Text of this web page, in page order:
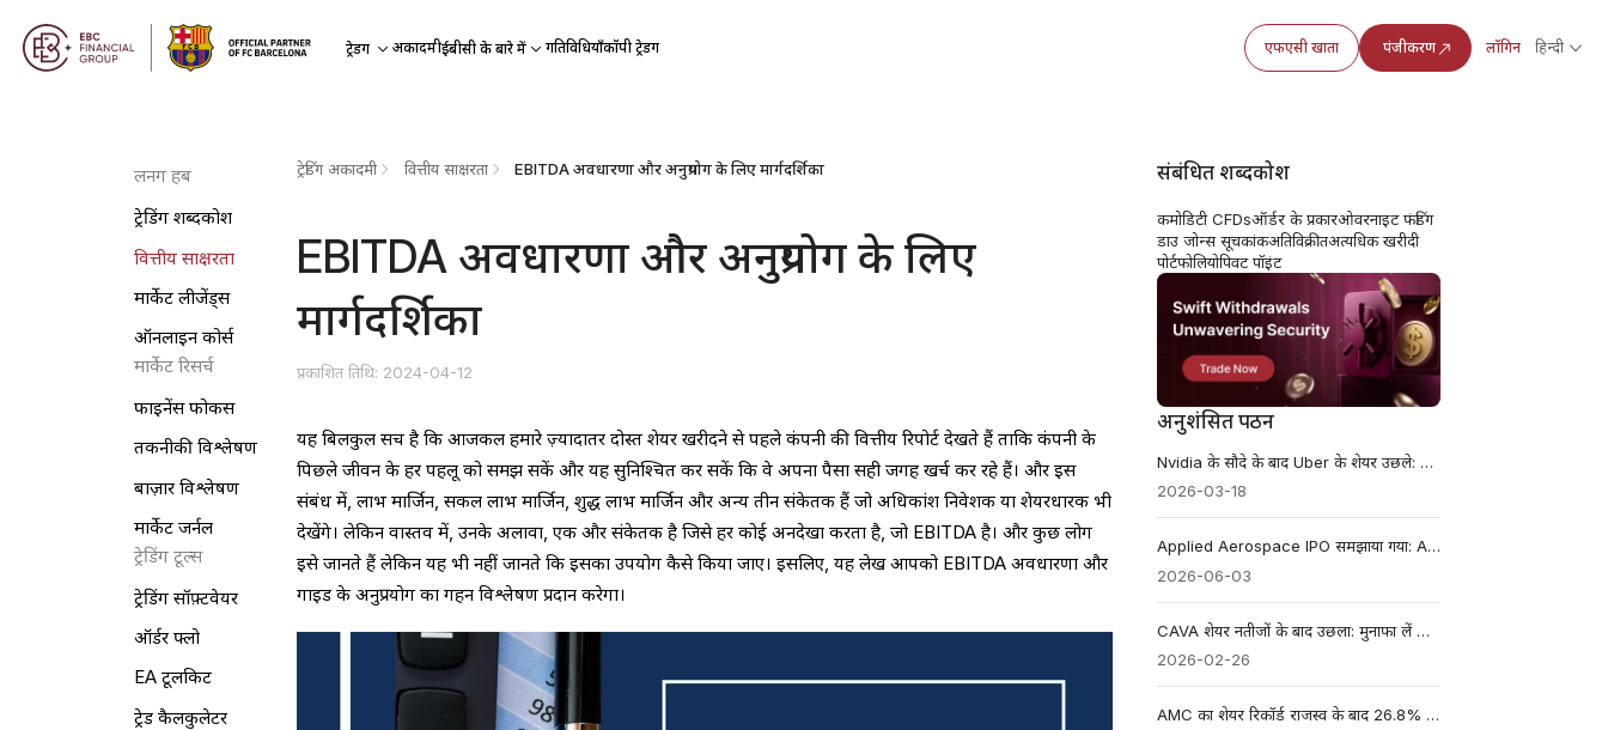
ट्रेडिंग अकादमीईबीसी के बारे में गतिविधियाँकॉपी ट्रेडिंग एफएसी खाता पंजीकरण लॉगिन हिन्दी
लर्निंग हब
ट्रेडिंग शब्दकोश
वित्तीय साक्षरता
मार्केट लीजेंड्स
ऑनलाइन कोर्स
मार्केट रिसर्च
फाइनेंस फोकस
तकनीकी विश्लेषण
बाज़ार विश्लेषण
मार्केट जर्नल
ट्रेडिंग टूल्स
ट्रेडिंग सॉफ़्टवेयर
ऑर्डर फ्लो
EA टूलकिट
ट्रेड कैलकुलेटर
ट्रेडिंग अकादमी वित्तीय साक्षरता EBITDA अवधारणा और अनुप्रयोग के लिए मार्गदर्शिका
EBITDA अवधारणा और अनुप्रयोग के लिए
मार्गदर्शिका
प्रकाशित तिथि: 2024-04-12
यह बिलकुल सच है कि आजकल हमारे ज़्यादातर दोस्त शेयर खरीदने से पहले कंपनी की वित्तीय रिपोर्ट देखते हैं ताकि कंपनी के
पिछले जीवन के हर पहलू को समझ सकें और यह सुनिश्चित कर सकें कि वे अपना पैसा सही जगह खर्च कर रहे हैं। और इस
संबंध में, लाभ मार्जिन, सकल लाभ मार्जिन, शुद्ध लाभ मार्जिन और अन्य तीन संकेतक हैं जो अधिकांश निवेशक या शेयरधारक भी
देखेंगे। लेकिन वास्तव में, उनके अलावा, एक और संकेतक है जिसे हर कोई अनदेखा करता है, जो EBITDA है। और कुछ लोग
इसे जानते हैं लेकिन यह भी नहीं जानते कि इसका उपयोग कैसे किया जाए। इसलिए, यह लेख आपको EBITDA अवधारणा और
गाइड के अनुप्रयोग का गहन विश्लेषण प्रदान करेगा।
संबंधित शब्दकोश
कमोडिटी CFDsऑर्डर के प्रकारओवरनाइट फंडिंग
डाउ जोन्स सूचकांकअतिविक्रीतअत्यधिक खरीदी
पोर्टफोलियोपिवट पॉइंट
अनुशंसित पठन
Nvidia के सौदे के बाद Uber के शेयर उछले: क्या अब रोबोटैक्सी खेल में हैं?
2026-03-18
Applied Aerospace IPO समझाया गया: AADX के बारे में निवेशकों को क्या जानना चाहिए
2026-06-03
CAVA शेयर नतीजों के बाद उछला: मुनाफा लें या रखें?
2026-02-26
AMC का शेयर रिकॉर्ड राजस्व के बाद 26.8% उछला — 70% की EBITDA बढ़ोतरी इसका कारण बताती है